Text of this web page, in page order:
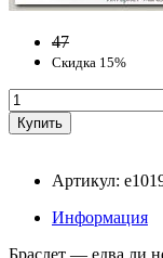
47
Скидка 15%
Артикул:
Информация
Браслет — едва ли